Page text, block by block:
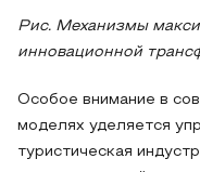
Рис. Механизмы
инновационной
Особое внимание в
моделях уделяется
туристическая